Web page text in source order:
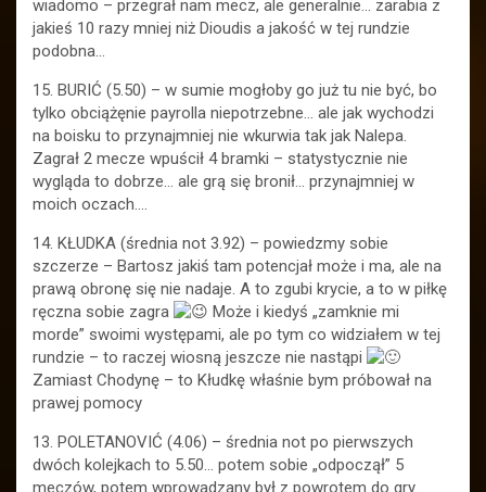
wiadomo – przegrał nam mecz, ale generalnie… zarabia z
jakieś 10 razy mniej niż Dioudis a jakość w tej rundzie
podobna…
15. BURIĆ (5.50) – w sumie mogłoby go już tu nie być, bo
tylko obciążęnie payrolla niepotrzebne… ale jak wychodzi
na boisku to przynajmniej nie wkurwia tak jak Nalepa.
Zagrał 2 mecze wpuścił 4 bramki – statystycznie nie
wygląda to dobrze… ale grą się bronił… przynajmniej w
moich oczach….
14. KŁUDKA (średnia not 3.92) – powiedzmy sobie
szczerze – Bartosz jakiś tam potencjał może i ma, ale na
prawą obronę się nie nadaje. A to zgubi krycie, a to w piłkę
ręczna sobie zagra
Może i kiedyś „zamknie mi
morde” swoimi występami, ale po tym co widziałem w tej
rundzie – to raczej wiosną jeszcze nie nastąpi
Zamiast Chodynę – to Kłudkę właśnie bym próbował na
prawej pomocy
13. POLETANOVIĆ (4.06) – średnia not po pierwszych
dwóch kolejkach to 5.50… potem sobie „odpoczął” 5
meczów, potem wprowadzany był z powrotem do gry…